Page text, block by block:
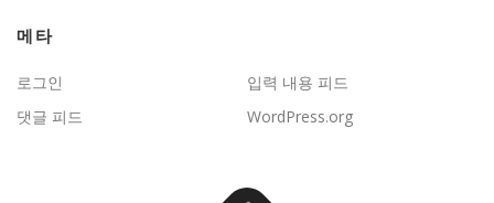
메타
로그인
입력 내용 피드
댓글 피드
WordPress.org